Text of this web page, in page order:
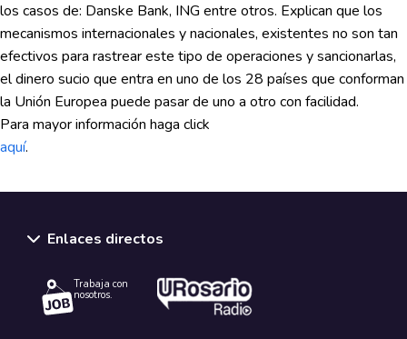
los casos de: Danske Bank, ING entre otros. Explican que los
mecanismos internacionales y nacionales, existentes no son tan
efectivos para rastrear este tipo de operaciones y sancionarlas,
el dinero sucio que entra en uno de los 28 países que conforman
la Unión Europea puede pasar de uno a otro con facilidad.
Para mayor información haga click
aquí.
Enlaces directos
Trabaja con
nosotros.